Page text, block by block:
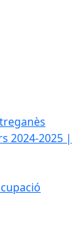
2024-2025 |